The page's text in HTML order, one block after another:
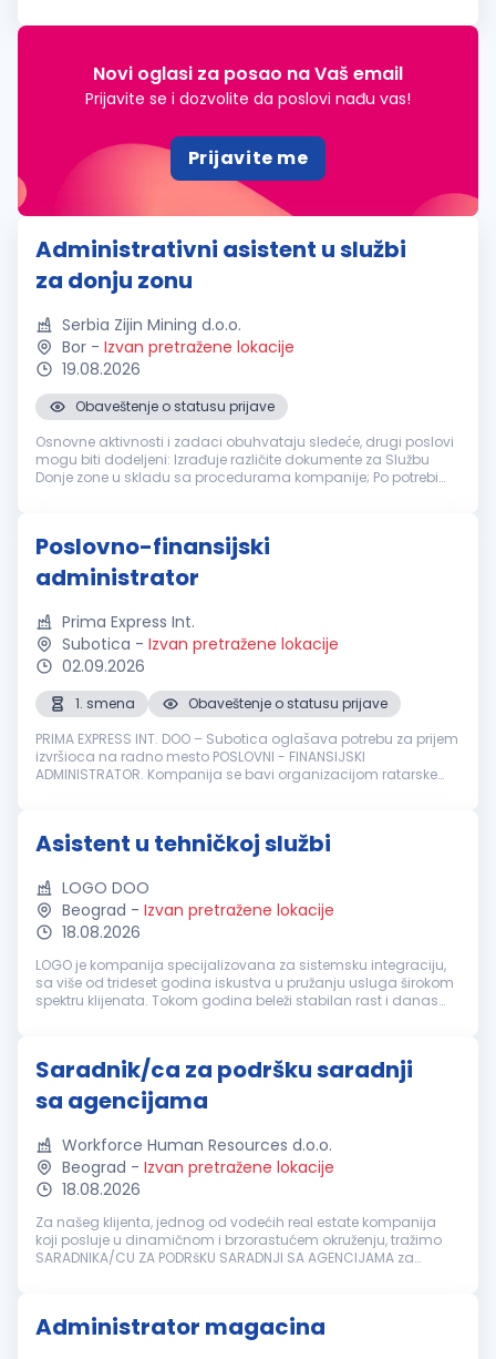
administrativnimi finansijskim poslovima...
Novi oglasi za posao na Vaš email
Prijavite se i dozvolite da poslovi nađu vas!
Prijavite me
Administrativni asistent u službi
za donju zonu
Serbia Zijin Mining d.o.o.
Bor - Izvan pretražene lokacije
19.08.2026
Obaveštenje o statusu prijave
Osnovne aktivnosti i zadaci obuhvataju sledeće, drugi poslovi
mogu biti dodeljeni: Izrađuje različite dokumente za Službu
Donje zone u skladu sa procedurama kompanije; Po potrebi
Poslovno-finansijski
administrator
Prima Express Int.
Subotica - Izvan pretražene lokacije
02.09.2026
1. smena
Obaveštenje o statusu prijave
PRIMA EXPRESS INT. DOO – Subotica oglašava potrebu za prijem
izvršioca na radno mesto POSLOVNI - FINANSIJSKI
ADMINISTRATOR. Kompanija se bavi organizacijom ratarske
Asistent u tehničkoj službi
LOGO DOO
Beograd - Izvan pretražene lokacije
18.08.2026
LOGO je kompanija specijalizovana za sistemsku integraciju,
sa više od trideset godina iskustva u pružanju usluga širokom
spektru klijenata. Tokom godina beleži stabilan rast i danas
Saradnik/ca za podršku saradnji
sa agencijama
Workforce Human Resources d.o.o.
Beograd - Izvan pretražene lokacije
18.08.2026
Za našeg klijenta, jednog od vodećih real estate kompanija
koji posluje u dinamičnom i brzorastućem okruženju, tražimo
SARADNIKA/CU ZA PODRšKU SARADNJI SA AGENCIJAMA za
Administrator magacina